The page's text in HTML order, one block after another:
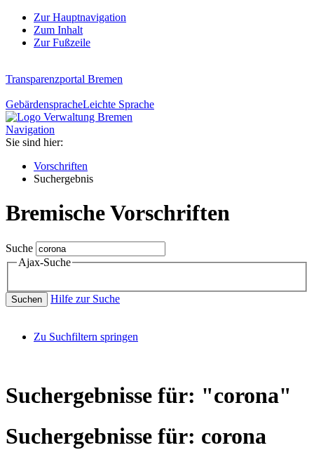
Zur Hauptnavigation
Zum Inhalt
Zur Fußzeile
Transparenzportal Bremen
GebärdenspracheLeichte Sprache
Navigation
Sie sind hier:
Vorschriften
Suchergebnis
Bremische Vorschriften
Suche
Ajax-Suche
Suchen Hilfe zur Suche
Zu Suchfiltern springen
Suchergebnisse für: "corona"
Suchergebnisse für: corona